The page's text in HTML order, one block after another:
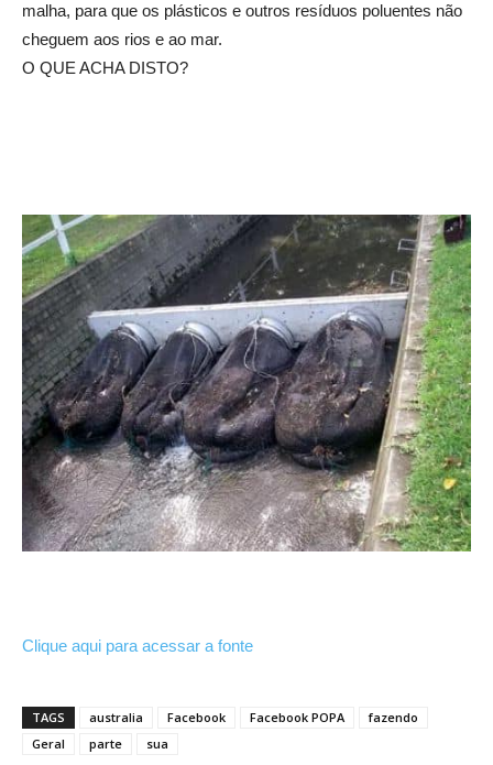
malha, para que os plásticos e outros resíduos poluentes não
cheguem aos rios e ao mar.
O QUE ACHA DISTO?
Clique aqui para acessar a fonte
TAGS australia Facebook Facebook POPA
fazendo
Geral
parte sua